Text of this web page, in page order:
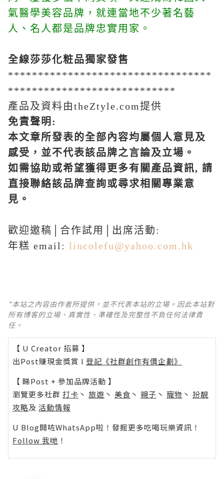
氣醫學美容品牌，就連當地不少著名藝
人、名人都是品牌忠實用家。
全線莎莎化粧品獨家發售
**********************************
****************************
產品及資料由theZtyle.com提供
免責聲明 :
本文章所發表的全部內容均屬個人意見及
感受，並不代表該品牌之言論及立場。
如需協助或希望獲得更多有關產品資訊, 請
直接聯絡該品牌查詢或尋求相關專業意
見。
歡迎邀稿│合作試用│出席活動:
年糕 email: lincolefu@yahoo.com.hk
*本站之內容由作者所提供，並不代表本站的立場。因此本站對
所有博客的立場、真實性、準確性及完整性不負任何法律責
任。
【 U Creator 招募 】
出Post賺現金獎賞 l 登記《社群創作有價企劃》
【 睇Post + 參加品牌活動 】
瀏覽更多社群 打卡 丶 旅遊 丶 美食 丶 親子 丶 寵物 丶 扮靚
攻略及 活動情報
U Blog開咗WhatsApp啦！發掘更多吃喝玩樂資訊！
Follow 我哋 ！